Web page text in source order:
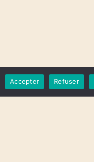
Accepter Refuser